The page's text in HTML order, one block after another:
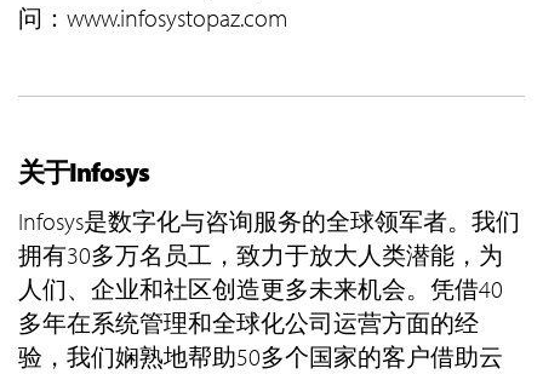
问：www.infosystopaz.com
关于Infosys
Infosys是数字化与咨询服务的全球领军者。我们
拥有30多万名员工，致力于放大人类潜能，为
人们、企业和社区创造更多未来机会。凭借40
多年在系统管理和全球化公司运营方面的经
验，我们娴熟地帮助50多个国家的客户借助云